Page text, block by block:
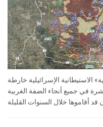
الإسرائيلية خارطة
منتشرة في جميع أنحاء الضفة الغربية